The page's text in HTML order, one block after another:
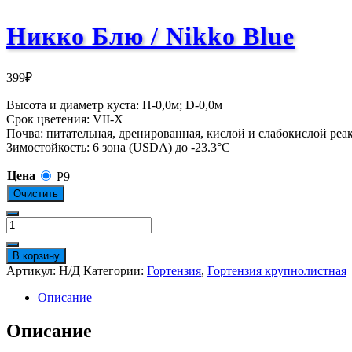
Никко Блю / Nikko Blue
399₽
Высота и диаметр куста: Н-0,0м; D-0,0м
Срок цветения: VII-X
Почва: питательная, дренированная, кислой и слабокислой
Зимостойкость: 6 зона (USDA) до -23.3°C
Цена Р9
Очистить
Количество
товара
Никко
Блю
/
Nikko
В корзину
Артикул: Н/Д Категории: Гортензия, Гортензия крупнолистная
Описание
Описание